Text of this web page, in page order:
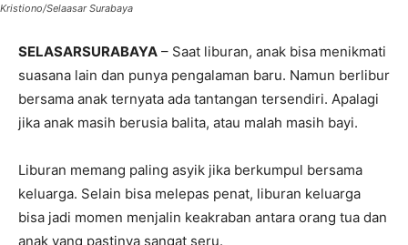
Kristiono/Selaasar Surabaya
SELASARSURABAYA – Saat liburan, anak bisa menikmati
suasana lain dan punya pengalaman baru. Namun berlibur
bersama anak ternyata ada tantangan tersendiri. Apalagi
jika anak masih berusia balita, atau malah masih bayi.
Liburan memang paling asyik jika berkumpul bersama
keluarga. Selain bisa melepas penat, liburan keluarga
bisa jadi momen menjalin keakraban antara orang tua dan
anak yang pastinya sangat seru.